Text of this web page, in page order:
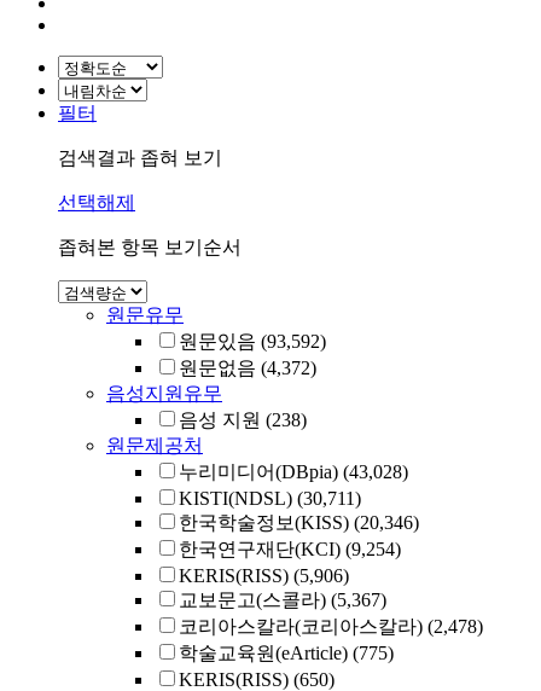
필터
검색결과 좁혀 보기
선택해제
좁혀본 항목 보기순서
원문유무
원문있음 (93,592)
원문없음 (4,372)
음성지원유무
음성 지원 (238)
원문제공처
누리미디어(DBpia) (43,028)
KISTI(NDSL) (30,711)
한국학술정보(KISS) (20,346)
한국연구재단(KCI) (9,254)
KERIS(RISS) (5,906)
교보문고(스콜라) (5,367)
코리아스칼라(코리아스칼라) (2,478)
학술교육원(eArticle) (775)
KERIS(RISS) (650)